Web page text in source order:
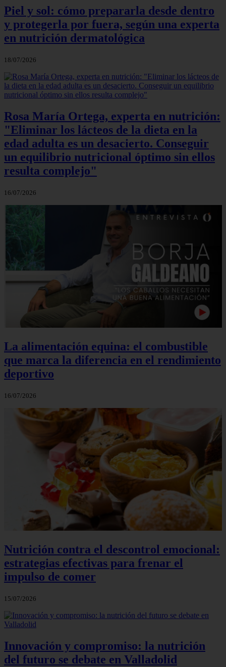
Piel y sol: cómo prepararla desde dentro
y protegerla por fuera, según una experta
en nutrición dermatológica
18/07/2026
Rosa María Ortega, experta en nutrición:
"Eliminar los lácteos de la dieta en la
edad adulta es un desacierto. Conseguir
un equilibrio nutricional óptimo sin ellos
resulta complejo"
16/07/2026
La alimentación equina: el combustible
que marca la diferencia en el rendimiento
deportivo
16/07/2026
Nutrición contra el descontrol emocional:
estrategias efectivas para frenar el
impulso de comer
15/07/2026
Innovación y compromiso: la nutrición
del futuro se debate en Valladolid